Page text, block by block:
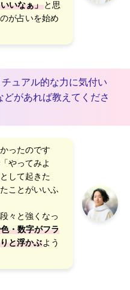
いなぁ」と思
が占いを始め
ュアル的な力に気付い
があれば教えてくださ
ったのです
やってみよ
して起きた
ことがいいふ
々と強くなっ
・数字がフラ
と浮かぶよう